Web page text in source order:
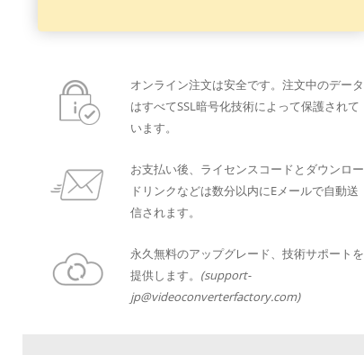
オンライン注文は安全です。注文中のデータ
はすべてSSL暗号化技術によって保護されて
います。
お支払い後、ライセンスコードとダウンロー
ドリンクなどは数分以内にEメールで自動送
信されます。
永久無料のアップグレード、技術サポートを
提供します。 (support-
jp@videoconverterfactory.com)